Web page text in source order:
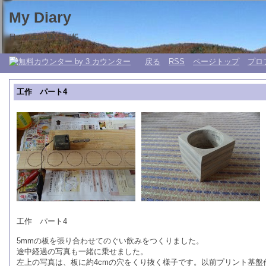
My Diary
日々の生活 My 日記帳。
戻る RSS ページトップ プロ
工作 パート4
工作 パート4
5mmの板を張り合わせてのぐい飲みをつくりました。
途中経過の写真も一緒に乗せました。
左上の写真は、板に約4cmの穴をくり抜く様子です。以前プリント基